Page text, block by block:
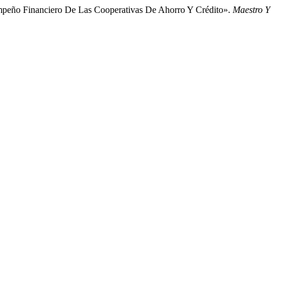
Financiero De Las Cooperativas De Ahorro Y Crédito». Maestro Y